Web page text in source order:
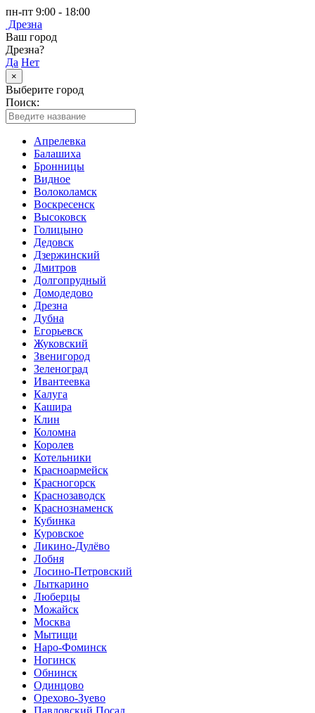
пн-пт 9:00 - 18:00
Дрезна
Ваш город
Дрезна?
Да Нет
×
Выберите город
Поиск:
Апрелевка
Балашиха
Бронницы
Видное
Волоколамск
Воскресенск
Высоковск
Голицыно
Дедовск
Дзержинский
Дмитров
Долгопрудный
Домодедово
Дрезна
Дубна
Егорьевск
Жуковский
Звенигород
Зеленоград
Ивантеевка
Калуга
Кашира
Клин
Коломна
Королев
Котельники
Красноармейск
Красногорск
Краснозаводск
Краснознаменск
Кубинка
Куровское
Ликино-Дулёво
Лобня
Лосино-Петровский
Лыткарино
Люберцы
Можайск
Москва
Мытищи
Наро-Фоминск
Ногинск
Обнинск
Одинцово
Орехово-Зуево
Павловский Посад